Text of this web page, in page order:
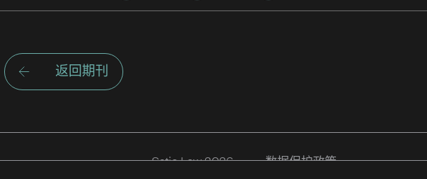
返回期刊
Setia Law 2026 数据保护政策